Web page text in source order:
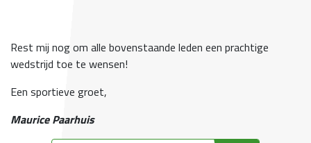
Rest mij nog om alle bovenstaande leden een prachtige
wedstrijd toe te wensen!
Een sportieve groet,
Maurice Paarhuis